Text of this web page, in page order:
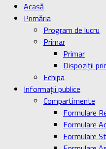
Acasă
Primăria
Program de lucru
Primar
Primar
Dispoziţii
Echipa
Informaţii publice
Compartimente
Formulare
Formulare
Formulare